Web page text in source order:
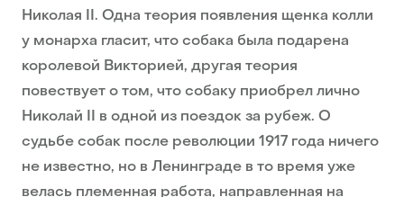
Николая II. Одна теория появления щенка колли
у монарха гласит, что собака была подарена
королевой Викторией, другая теория
повествует о том, что собаку приобрел лично
Николай II в одной из поездок за рубеж. О
судьбе собак после революции 1917 года ничего
не известно, но в Ленинграде в то время уже
велась племенная работа, направленная на